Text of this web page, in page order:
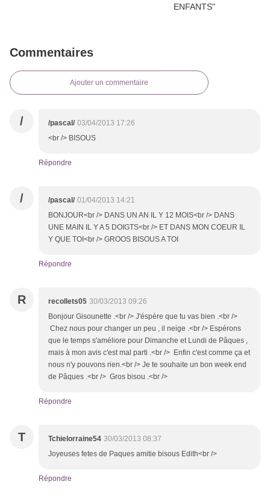
Commentaires
Ajouter un commentaire
/ /pascal/ 03/04/2013 17:26
<br /> BISOUS
Répondre
/ /pascal/ 01/04/2013 14:21
BONJOUR<br /> DANS UN AN IL Y 12 MOIS<br /> DANS
UNE MAIN IL Y A 5 DOIGTS<br /> ET DANS MON COEUR IL
Y QUE TOI<br /> GROOS BISOUS A TOI
Répondre
R recollets05 30/03/2013 09:26
Bonjour Gisounette .<br /> J'éspère que tu vas bien .<br />
Chez nous pour changer un peu , il neige .<br /> Espérons
que le temps s'améliore pour Dimanche et Lundi de Pâques ,
mais à mon avis c'est mal parti .<br /> Enfin c'est comme ça et
nous n'y pouvons rien.<br /> Je te souhaite un bon week end
de Pâques .<br /> Gros bisou .<br />
Répondre
T Tchielorraine54 30/03/2013 08:37
Joyeuses fetes de Paques amitie bisous Edith<br />
Répondre